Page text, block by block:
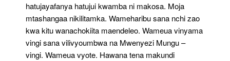
hatujayafanya hatujui kwamba ni makosa. Moja
mtashangaa nikilitamka. Wameharibu sana nchi zao
kwa kitu wanachokiita maendeleo. Wameua vinyama
vingi sana vilivyoumbwa na Mwenyezi Mungu –
vingi. Wameua vyote. Hawana tena makundi